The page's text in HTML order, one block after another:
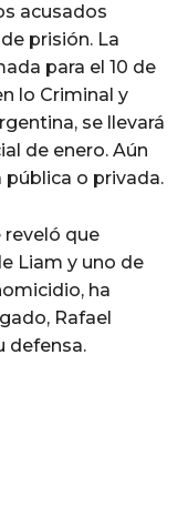
acusados
prisión. La
para el 10 de
lo Criminal y
se llevará
de enero. Aún
pública o privada.
reveló que
Liam y uno de
ha
Rafael
defensa.